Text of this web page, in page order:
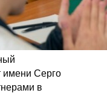
имени Серго
в